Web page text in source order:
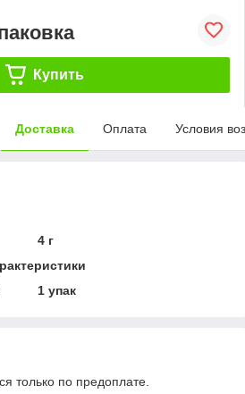
Купить
Доставка Оплата Условия
4 г
1 упак
только по предоплате.